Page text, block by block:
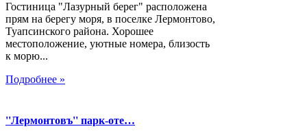
Гостиница "Лазурный берег" расположена
прям на берегу моря, в поселке Лермонтово,
Туапсинского района. Хорошее
местоположение, уютные номера, близость
к морю...
Подробнее »
''Лермонтовъ'' парк-оте…